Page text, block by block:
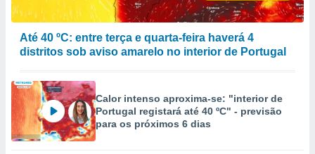
Até 40 ºC: entre terça e quarta-feira haverá 4
distritos sob aviso amarelo no interior de Portugal
Calor intenso aproxima-se: "interior de
Portugal registará até 40 ºC" - previsão
para os próximos 6 dias